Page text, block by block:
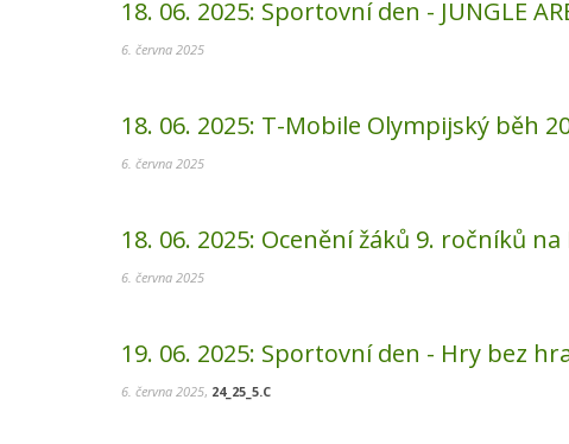
18. 06. 2025: Sportovní den - JUNGLE
6. června 2025
18. 06. 2025: T-Mobile Olympijský běh
6. června 2025
18. 06. 2025: Ocenění žáků 9. ročníků
6. června 2025
19. 06. 2025: Sportovní den - Hry bez
6. června 2025, 24_25_5.C